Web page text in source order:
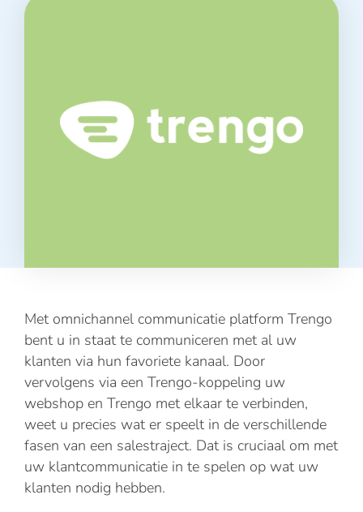
Met omnichannel communicatie platform Trengo
bent u in staat te communiceren met al uw
klanten via hun favoriete kanaal. Door
vervolgens via een Trengo-koppeling uw
webshop en Trengo met elkaar te verbinden,
weet u precies wat er speelt in de verschillende
fasen van een salestraject. Dat is cruciaal om met
uw klantcommunicatie in te spelen op wat uw
klanten nodig hebben.